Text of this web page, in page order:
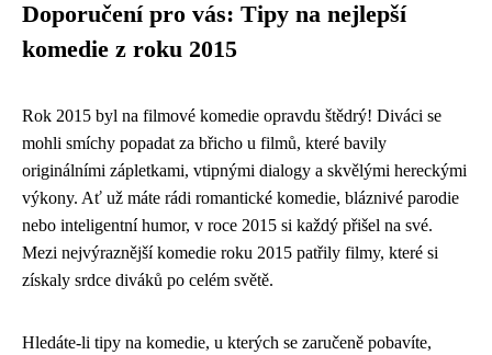
Doporučení pro vás: Tipy na nejlepší
komedie z roku 2015
Rok 2015 byl na filmové komedie opravdu štědrý! Diváci se
mohli smíchy popadat za břicho u filmů, které bavily
originálními zápletkami, vtipnými dialogy a skvělými hereckými
výkony. Ať už máte rádi romantické komedie, bláznivé parodie
nebo inteligentní humor, v roce 2015 si každý přišel na své.
Mezi nejvýraznější komedie roku 2015 patřily filmy, které si
získaly srdce diváků po celém světě.
Hledáte-li tipy na komedie, u kterých se zaručeně pobavíte,